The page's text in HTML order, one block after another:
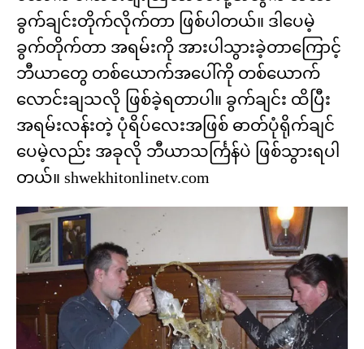
ခွက်ချင်းတိုက်လိုက်တာ ဖြစ်ပါတယ်။ ဒါပေမဲ့
ခွက်တိုက်တာ အရမ်းကို အားပါသွားခဲ့တာကြောင့်
ဘီယာတွေ တစ်ယောက်အပေါ်ကို တစ်ယောက်
လောင်းချသလို ဖြစ်ခဲ့ရတာပါ။ ခွက်ချင်း ထိပြီး
အရမ်းလန်းတဲ့ ပုံရိပ်လေးအဖြစ် ဓာတ်ပုံရိုက်ချင်
ပေမဲ့လည်း အခုလို ဘီယာသင်္ကြန်ပဲ ဖြစ်သွားရပါ
တယ်။ shwekhitonlinetv.com